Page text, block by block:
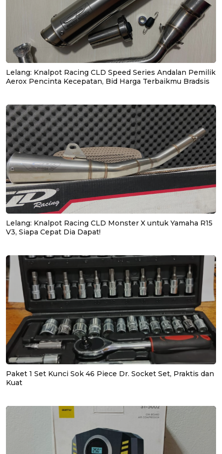
Lelang: Knalpot Racing CLD Speed Series Andalan Pemilik
Aerox Pencinta Kecepatan, Bid Harga Terbaikmu Bradsis
Lelang: Knalpot Racing CLD Monster X untuk Yamaha R15
V3, Siapa Cepat Dia Dapat!
Paket 1 Set Kunci Sok 46 Piece Dr. Socket Set, Praktis dan
Kuat